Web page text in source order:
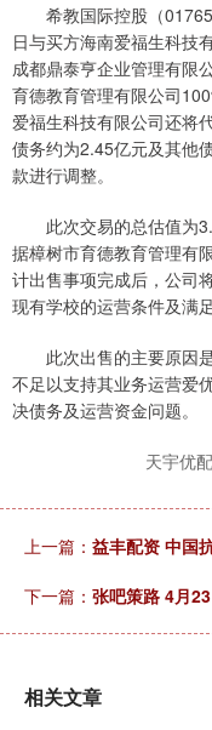
希教国际控股（01765
日与买方海南爱福生科技
成都鼎泰亨企业管理有限
育德教育管理有限公司
爱福生科技有限公司还将
债务约为2.45亿元及其他
款进行调整。
此次交易的总估值为
据樟树市育德教育管理有
计出售事项完成后，公司
现有学校的运营条件及满
此次出售的主要原因是
不足以支持其业务运营爱
决债务及运营资金问题。
天宇优
上一篇： 益丰配资 中国
下一篇： 张吧策路 4月
相关文章